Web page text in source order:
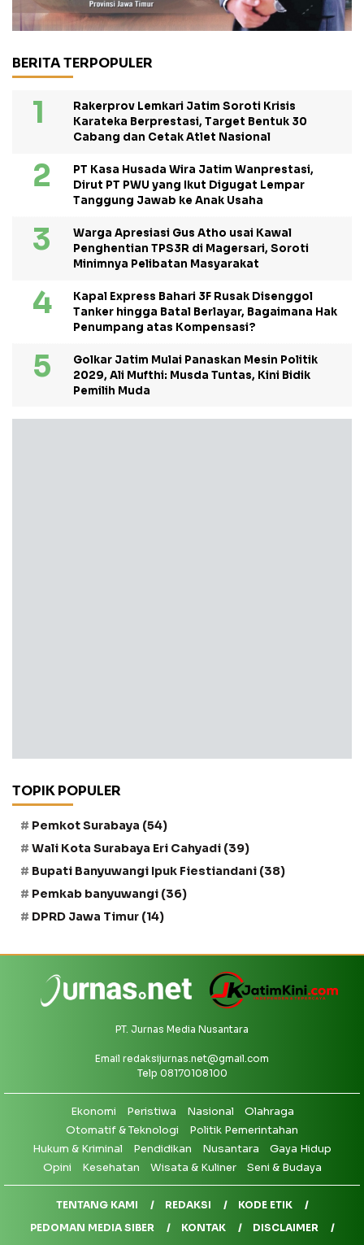
BERITA TERPOPULER
Rakerprov Lemkari Jatim Soroti Krisis
Karateka Berprestasi, Target Bentuk 30
Cabang dan Cetak Atlet Nasional
PT Kasa Husada Wira Jatim Wanprestasi,
Dirut PT PWU yang Ikut Digugat Lempar
Tanggung Jawab ke Anak Usaha
Warga Apresiasi Gus Atho usai Kawal
Penghentian TPS3R di Magersari, Soroti
Minimnya Pelibatan Masyarakat
Kapal Express Bahari 3F Rusak Disenggol
Tanker hingga Batal Berlayar, Bagaimana Hak
Penumpang atas Kompensasi?
Golkar Jatim Mulai Panaskan Mesin Politik
2029, Ali Mufthi: Musda Tuntas, Kini Bidik
Pemilih Muda
TOPIK POPULER
Pemkot Surabaya (54)
Wali Kota Surabaya Eri Cahyadi (39)
Bupati Banyuwangi Ipuk Fiestiandani (38)
Pemkab banyuwangi (36)
DPRD Jawa Timur (14)
PT. Jurnas Media Nusantara
Email redaksijurnas.net@gmail.com
Telp 08170108100
Ekonomi Peristiwa Nasional
Olahraga
Otomatif & Teknologi
Politik Pemerintahan
Hukum & Kriminal
Pendidikan Nusantara
Gaya Hidup
Opini
Kesehatan Wisata & Kuliner Seni & Budaya
TENTANG KAMI REDAKSI
KODE ETIK
PEDOMAN MEDIA SIBER
KONTAK
DISCLAIMER